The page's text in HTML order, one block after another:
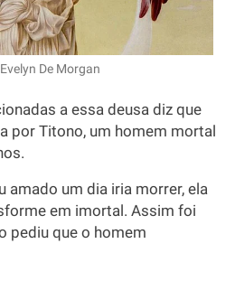
De Morgan
a essa deusa diz que
por Titono, um homem mortal
amado um dia iria morrer, ela
em imortal. Assim foi
pediu que o homem